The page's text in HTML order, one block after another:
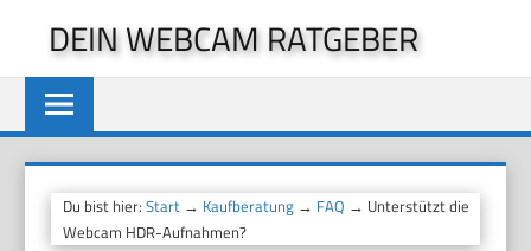
springen
DEIN WEBCAM RATGEBER
Du bist hier:Start → Kaufberatung → FAQ → Unterstützt die
Webcam HDR-Aufnahmen?